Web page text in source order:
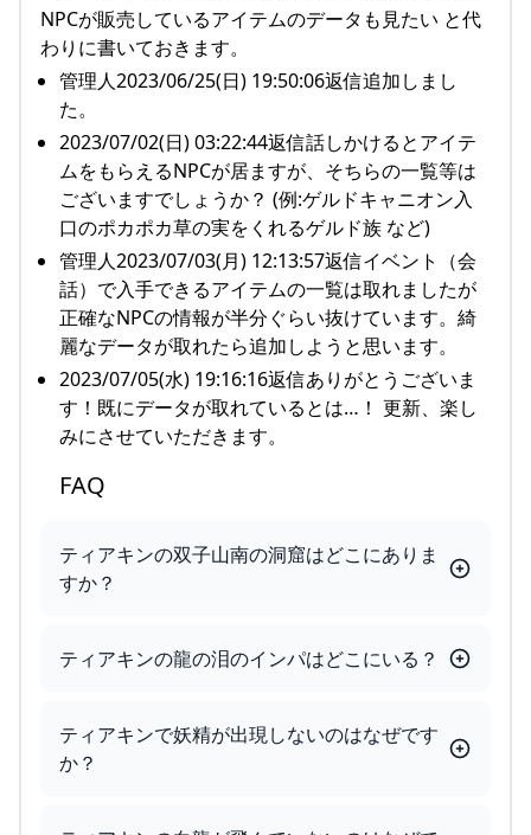
NPCが販売しているアイテムのデータも見たい と代
わりに書いておきます。
管理人2023/06/25(日) 19:50:06返信追加しまし
た。
2023/07/02(日) 03:22:44返信話しかけるとアイテ
ムをもらえるNPCが居ますが、そちらの一覧等は
ございますでしょうか？ (例:ゲルドキャニオン入
口のポカポカ草の実をくれるゲルド族 など)
管理人2023/07/03(月) 12:13:57返信イベント（会
話）で入手できるアイテムの一覧は取れましたが
正確なNPCの情報が半分ぐらい抜けています。綺
麗なデータが取れたら追加しようと思います。
2023/07/05(水) 19:16:16返信ありがとうございま
す！既にデータが取れているとは…！ 更新、楽し
みにさせていただきます。
FAQ
ティアキンの双子山南の洞窟はどこにありま
すか？
ティアキンの龍の泪のインパはどこにいる？
ティアキンで妖精が出現しないのはなぜです
か？